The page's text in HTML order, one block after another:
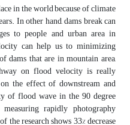
in the world because of climate
In other hand, dams break can
to people and urban area in
can help us to minimizing
dams that are in mountain area,
on flood velocity is really
the effect of downstream and
of flood wave in the 90 degree
rapidly photography
the research shows 33% decrease